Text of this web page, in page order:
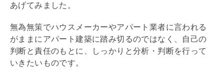
あげてみました。
無為無策でハウスメーカーやアパート業者に言われる
がままにアパート建築に踏み切るのではなく、自己の
判断と責任のもとに、しっかりと分析・判断を行って
いきたいものです。